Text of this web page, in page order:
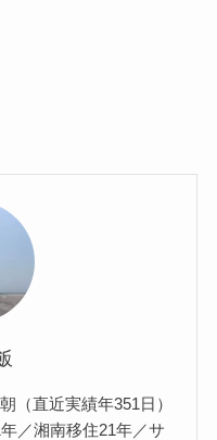
（直近実績年351日）
／湘南移住21年／サ